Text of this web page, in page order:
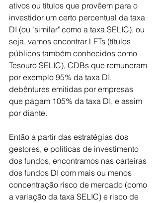
ativos ou títulos que provêem para o
investidor um certo percentual da taxa
DI (ou "similar" como a taxa SELIC), ou
seja, vamos encontrar LFTs (títulos
públicos também conhecidos como
Tesouro SELIC), CDBs que remuneram
por exemplo 95% da taxa DI,
debêntures emitidas por empresas
que pagam 105% da taxa DI, e assim
por diante.
Então a partir das estratégias dos
gestores, e políticas de investimento
dos fundos, encontramos nas carteiras
dos fundos DI com mais ou menos
concentração risco de mercado (como
a variação da taxa SELIC) e risco de